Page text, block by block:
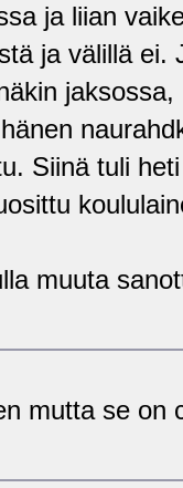
ja liian
ja välillä ei.
Siinä tuli
muuta
mutta se on